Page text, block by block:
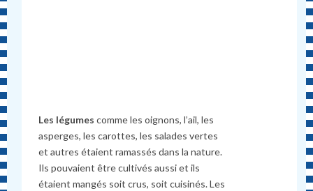
Les légumes comme les oignons, l’ail, les
asperges, les carottes, les salades vertes
et autres étaient ramassés dans la nature.
Ils pouvaient être cultivés aussi et ils
étaient mangés soit crus, soit cuisinés. Les